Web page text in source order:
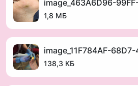
1,8 МБ
138,3 КБ